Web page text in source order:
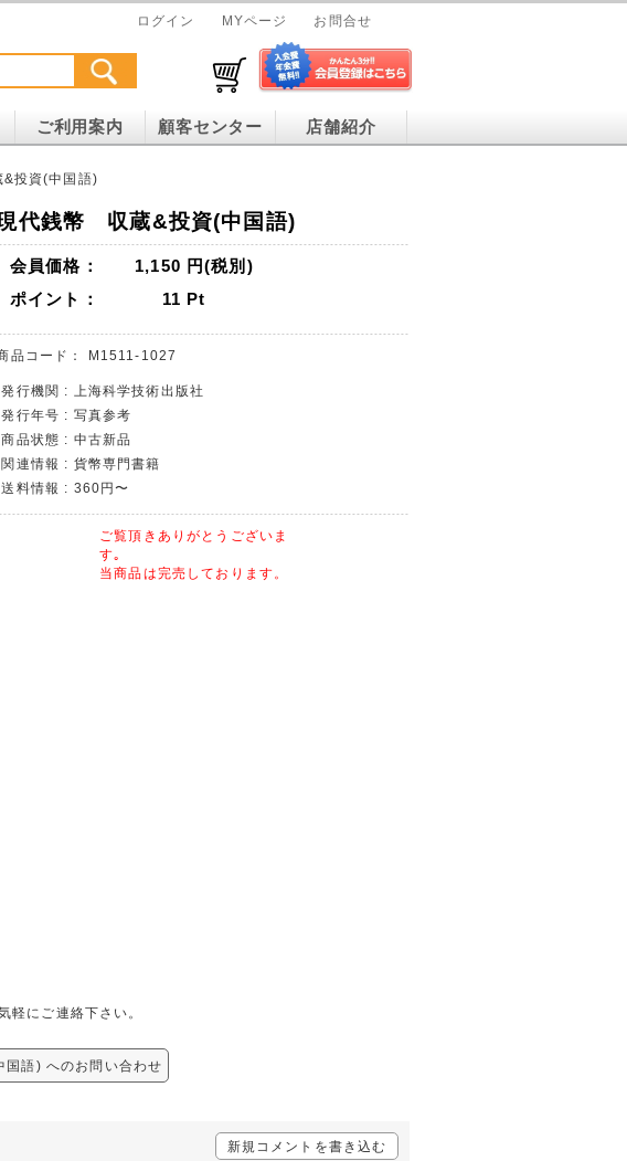
ログイン MYページ お問合せ
ご利用案内 顧客センター 店舗紹介
投資(中国語)
代銭幣 収蔵&投資(中国語)
会員価格： 1,150 円(税別)
ポイント：
11 Pt
品コード： M1511-1027
発行機関 : 上海科学技術出版社
発行年号 : 写真参考
商品状態 : 中古新品
関連情報 : 貨幣専門書籍
送料情報 : 360円〜
ご覧頂きありがとうございま
す｡
当商品は完売しております。
にご連絡下さい。
語) へのお問い合わせ
新規コメントを書き込む